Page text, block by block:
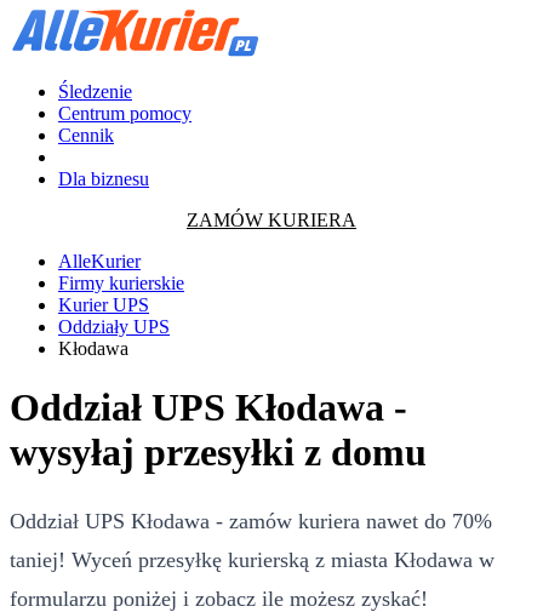
Śledzenie
Centrum pomocy
Cennik
Dla biznesu
ZAMÓW KURIERA
AlleKurier
Firmy kurierskie
Kurier UPS
Oddziały UPS
Kłodawa
Oddział UPS Kłodawa -
wysyłaj przesyłki z domu
Oddział UPS Kłodawa - zamów kuriera nawet do 70%
taniej! Wyceń przesyłkę kurierską z miasta Kłodawa w
formularzu poniżej i zobacz ile możesz zyskać!